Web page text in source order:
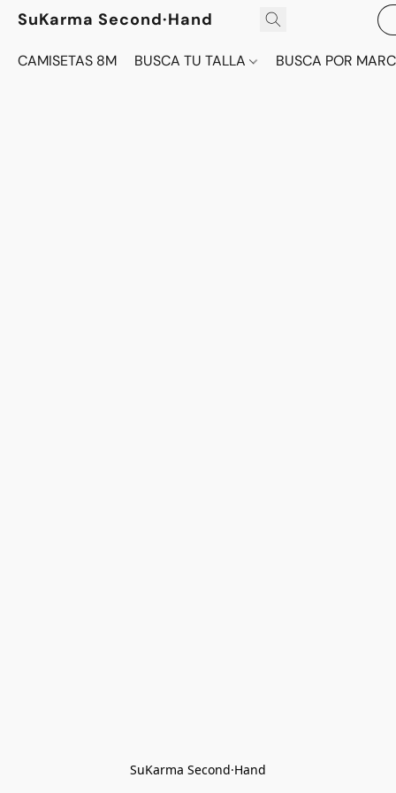
SuKarma Second·Hand
CAMISETAS 8M BUSCA TU TALLA BUSCA POR
SuKarma Second·Hand